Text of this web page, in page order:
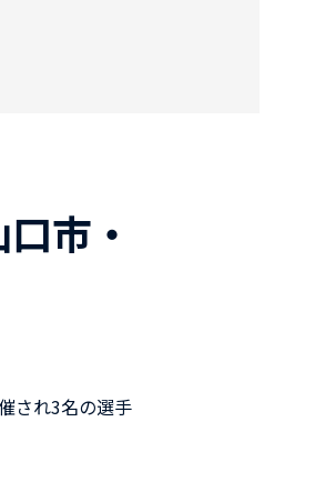
市・
され3名の選手